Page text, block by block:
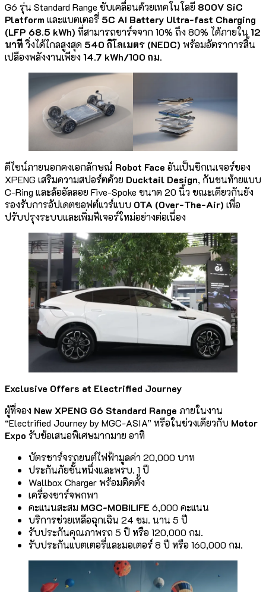
G6 รุ่น Standard Range ขับเคลื่อนด้วยเทคโนโลยี 800V SiC
Platform และแบตเตอรี่ 5C AI Battery Ultra-fast Charging
(LFP 68.5 kWh) ที่สามารถชาร์จจาก 10% ถึง 80% ได้ภายใน 12
นาทีวิ่งได้ไกลสูงสุด 540 กิโลเมตร (NEDC) พร้อมอัตราการสิ้น
เปลืองพลังงานเพียง14.7 kWh/100 กม.
ดีไซน์ภายนอกคงเอกลักษณ์ Robot Face อันเป็นซิกเนเจอร์ของ
XPENG เสริมความสปอร์ตด้วย Ducktail Design, กันชนท้ายแบบ
C-Ring และล้ออัลลอย Five-Spoke ขนาด 20 นิ้ว ขณะเดียวกันยัง
รองรับการอัปเดตซอฟต์แวร์แบบ OTA (Over-The-Air) เพื่อ
ปรับปรุงระบบและเพิ่มฟีเจอร์ใหม่อย่างต่อเนื่อง
Exclusive Offers at Electrified Journey
ผู้ที่จอง New XPENG G6 Standard Range ภายในงาน
“Electrified Journey by MGC-ASIA” หรือในช่วงเดียวกับ Motor
Expo รับข้อเสนอพิเศษมากมาย อาทิ
บัตรชาร์จรถยนต์ไฟฟ้ามูลค่า 20,000 บาท
ประกันภัยชั้นหนึ่งและพรบ. 1 ปี
Wallbox Charger พร้อมติดตั้ง
เครื่องชาร์จพกพา
คะแนนสะสม MGC-MOBILIFE 6,000 คะแนน
บริการช่วยเหลือฉุกเฉิน 24 ชม. นาน 5 ปี
รับประกันคุณภาพรถ 5 ปี หรือ 120,000 กม.
รับประกันแบตเตอรี่และมอเตอร์ 8 ปี หรือ 160,000 กม.